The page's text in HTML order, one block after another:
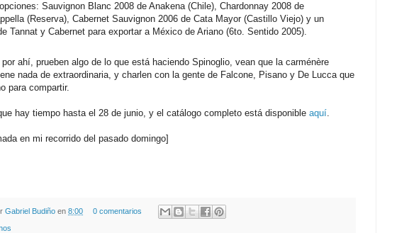
Sauvignon Blanc 2008 de Anakena (Chile), Chardonnay 2008 de
(Reserva), Cabernet Sauvignon 2006 de Cata Mayor (Castillo Viejo) y un
Tannat y Cabernet para exportar a México de Ariano (6to. Sentido 2005).
ahí, prueben algo de lo que está haciendo Spinoglio, vean que la carménère
nada de extraordinaria, y charlen con la gente de Falcone, Pisano y De Lucca que
para compartir.
hay tiempo hasta el 28 de junio, y el catálogo completo está disponible aquí
en mi recorrido del pasado domingo]
Gabriel Budiño en 8:00 0 comentarios